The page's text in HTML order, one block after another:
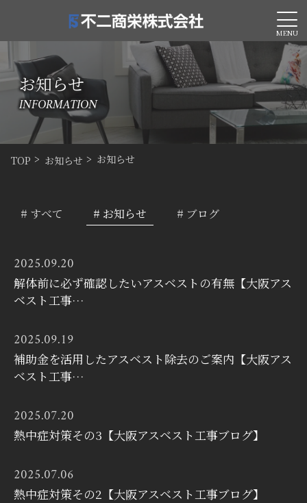
お知らせ
INFORMATION
TOP お知らせ お知らせ
# すべて # お知らせ # ブログ
2025.09.20
解体前に必ず確認したいアスベストの有無【大阪アス
ベスト工事…
2025.09.19
補助金を活用したアスベスト除去のご案内【大阪アス
ベスト工事…
2025.07.20
熱中症対策その3【大阪アスベスト工事ブログ】
2025.07.06
熱中症対策その2【大阪アスベスト工事ブログ】
MENU